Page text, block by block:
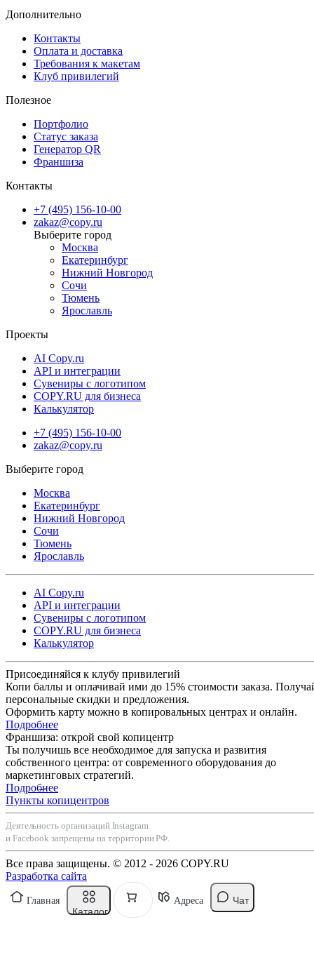
механическим воздействиям.
✔ Оперативное выполнение заказа и индивидуальный подход.
Закажите печать наклеек A1 формата в Copy.ru — создайте
Дополнительно
Контакты
Оплата и доставка
Требования к макетам
Клуб привилегий
Полезное
Портфолио
Статус заказа
Генератор QR
Франшиза
Контакты
+7 (495) 156-10-00
zakaz@copy.ru
Москва
Екатеринбург
Нижний Новгород
Сочи
Тюмень
Ярославль
Проекты
AI Copy.ru
API и интеграции
Сувениры с логотипом
COPY.RU для бизнеса
Калькулятор
+7 (495) 156-10-00
zakaz@copy.ru
Москва
Екатеринбург
Нижний Новгород
Сочи
Тюмень
Ярославль
AI Copy.ru
API и интеграции
Сувениры с логотипом
COPY.RU для бизнеса
Калькулятор
Присоединяйся к клубу привилегий
Копи баллы и оплачивай ими до 15% стоимости заказа.
персональные скидки и предложения.
Оформить карту можно в копировальных центрах и онлайн.
Подробнее
Франшиза: открой свой копицентр
Ты получишь все необходимое для запуска и развития
собственного центра: от современного оборудования до
маркетинговых стратегий.
Подробнее
Пункты копицентров
Деятельность организаций Instagram
и Facebook запрещены на территории РФ.
Все права защищены. © 2012 - 2026 COPY.RU
Разработка сайта
Главная
Каталог
Адреса Чат